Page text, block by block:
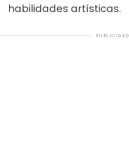
habilidades artísticas.
PUBLICIDAD